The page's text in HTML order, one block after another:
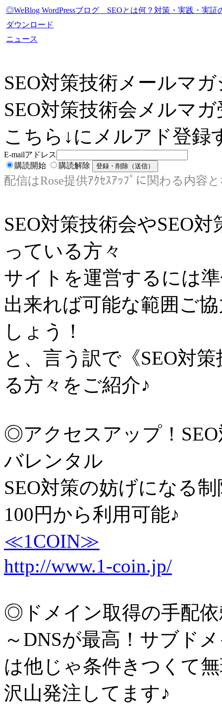
◎WeBlog WordPressブログ SEOとは何？対策・実践・実
ダウンロード
ニュース
SEO対策技術メールマ
SEO対策技術会メルマ
こちら↓にメルアド登録
E-mailアドレス
購読開始
購読解除
配信はRose提供ｱｸｾｽｱｯﾌﾟに関わる内容
SEO対策技術会やSEO
っている方々
サイトを運営するには
出来れば可能な範囲ご
しょう！
と、言う訳で《SEO対
る方々をご紹介♪
◎アクセスアップ！
バレンタル
SEO対策の妨げになる
100円から利用可能♪
≪1COIN≫
http://www.1-coin.jp/
◎ドメイン取得の手配
～DNSが最高！サブド
は他じゃ条件きつくて
沢山発注してます♪